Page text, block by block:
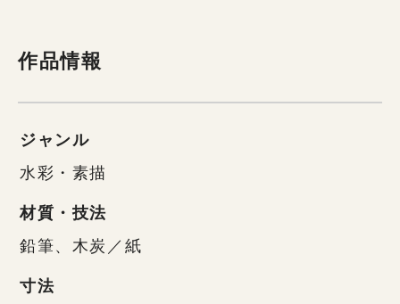
作品情報
ジャンル
水彩・素描
材質・技法
鉛筆、木炭／紙
寸法